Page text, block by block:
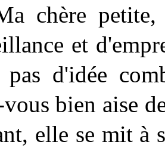
chère petite,
et
pas d'idée
vous bien aise
elle se mit à